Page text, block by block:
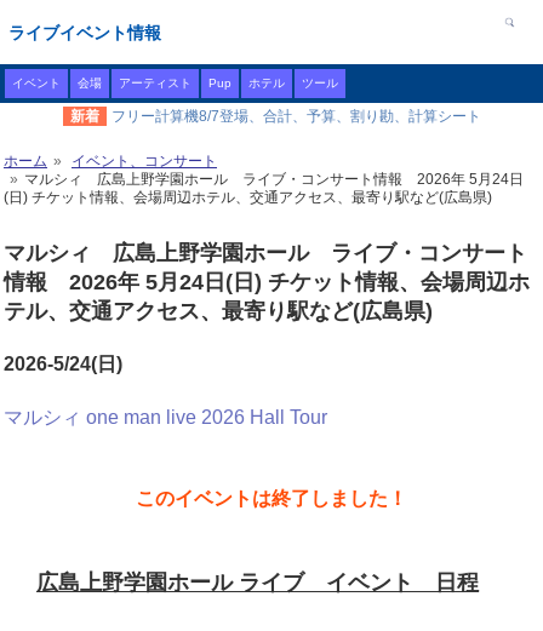
ライブイベント情報
イベント 会場 アーティスト Pup ホテル ツール
新着 フリー計算機8/7登場、合計、予算、割り勘、計算シート
ホーム
イベント、コンサート
マルシィ 広島上野学園ホール ライブ・コンサート情報 2026年 5月24日
(日) チケット情報、会場周辺ホテル、交通アクセス、最寄り駅など(広島県)
マルシィ 広島上野学園ホール ライブ・コンサート
情報 2026年 5月24日(日) チケット情報、会場周辺ホ
テル、交通アクセス、最寄り駅など(広島県)
2026-5/24(日)
マルシィ one man live 2026 Hall Tour
このイベントは終了しました！
広島上野学園ホール ライブ イベント 日程